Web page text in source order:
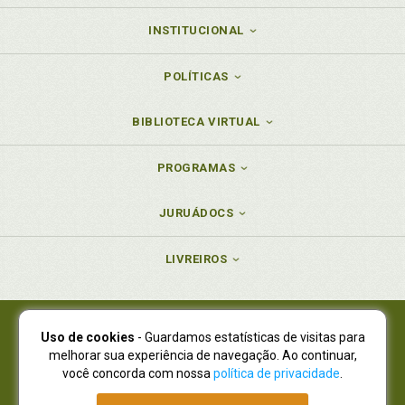
Penha) e o crime de feminicídio, p. 103
INSTITUCIONAL
POLÍTICAS
BIBLIOTECA VIRTUAL
PROGRAMAS
JURUÁDOCS
LIVREIROS
Juruá Editora Ltda., CNPJ 77.535.508/0001-19
Juruá Informática Ltda., CNPJ 01.701.561/0001-80
NOVO ENDEREÇO:R. Flávio Dallegrave, 7665, São Lourenço |
Curitiba - Paraná - CEP 82210-310
Uso de cookies - Guardamos estatísticas de visitas para
melhorar sua experiência de navegação. Ao continuar,
você concorda com nossa política de privacidade